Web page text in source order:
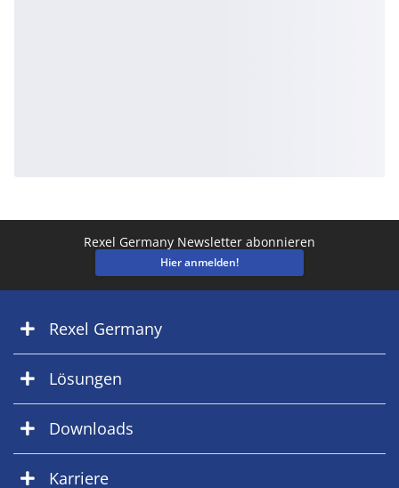
Rexel Germany Newsletter abonnieren
Hier anmelden!
Rexel Germany
Lösungen
Downloads
Karriere